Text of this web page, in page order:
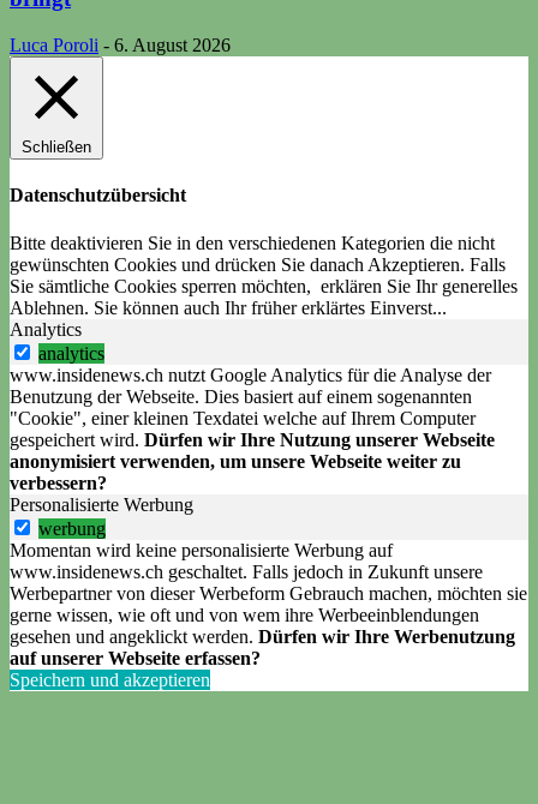
Luca Poroli - 6. August 2026
Schließen
Datenschutzübersicht
Bitte deaktivieren Sie in den verschiedenen Kategorien die nicht
gewünschten Cookies und drücken Sie danach Akzeptieren. Falls
Sie sämtliche Cookies sperren möchten, erklären Sie Ihr generelles
Ablehnen. Sie können auch Ihr früher erklärtes Einverst...
Analytics
analytics
www.insidenews.ch nutzt Google Analytics für die Analyse der
Benutzung der Webseite. Dies basiert auf einem sogenannten
"Cookie", einer kleinen Texdatei welche auf Ihrem Computer
gespeichert wird. Dürfen wir Ihre Nutzung unserer Webseite
anonymisiert verwenden, um unsere Webseite weiter zu
verbessern?
Personalisierte Werbung
werbung
Momentan wird keine personalisierte Werbung auf
www.insidenews.ch geschaltet. Falls jedoch in Zukunft unsere
Werbepartner von dieser Werbeform Gebrauch machen, möchten sie
gerne wissen, wie oft und von wem ihre Werbeeinblendungen
gesehen und angeklickt werden. Dürfen wir Ihre Werbenutzung
auf unserer Webseite erfassen?
Speichern und akzeptieren